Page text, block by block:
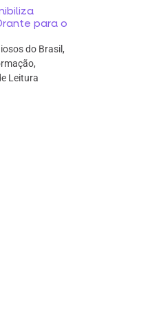
para o
do Brasil,
Leitura